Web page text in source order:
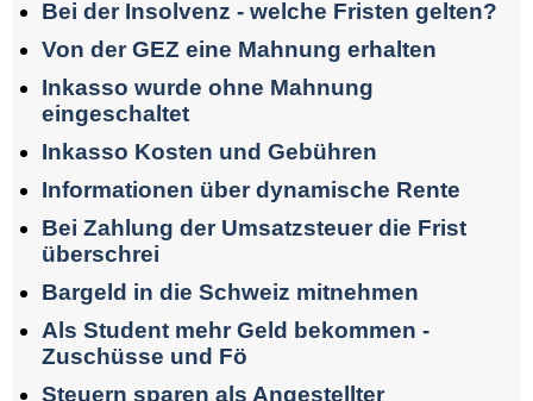
Bei der Insolvenz - welche Fristen gelten?
Von der GEZ eine Mahnung erhalten
Inkasso wurde ohne Mahnung
eingeschaltet
Inkasso Kosten und Gebühren
Informationen über dynamische Rente
Bei Zahlung der Umsatzsteuer die Frist
überschrei
Bargeld in die Schweiz mitnehmen
Als Student mehr Geld bekommen -
Zuschüsse und Fö
Steuern sparen als Angestellter